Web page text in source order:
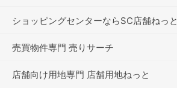
ショッピングセンターならSC店舗ねっと
売買物件専門 売りサーチ
店舗向け用地専門 店舗用地ねっと